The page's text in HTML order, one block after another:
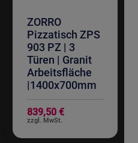
ZORRO
Pizzatisch ZPS
903 PZ | 3
Türen | Granit
Arbeitsfläche
|1400x700mm
839,50 €